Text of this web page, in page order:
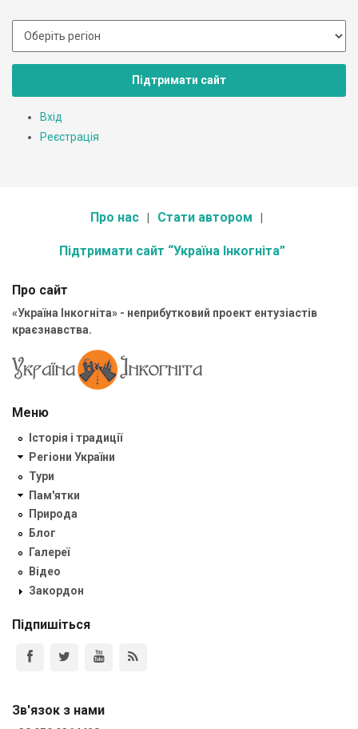
Підтримати сайт
Вхід
Реєстрація
Про нас Стати автором
Підтримати сайт “Україна Інкогніта”
Про сайт
«Україна Інкогніта» - неприбутковий проект ентузіастів
краєзнавства.
Меню
Історія і традиції
Регіони України
Тури
Пам'ятки
Природа
Блог
Галереї
Відео
Закордон
Підпишіться
Зв'язок з нами